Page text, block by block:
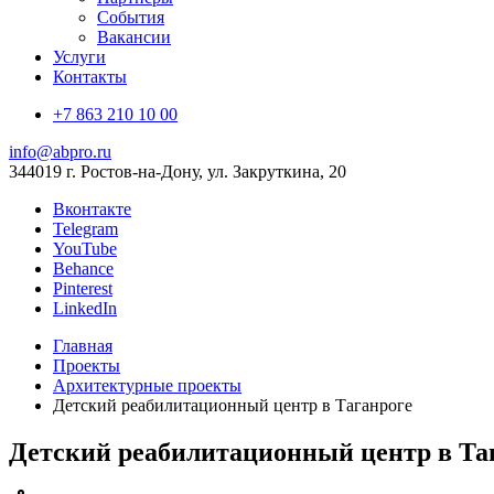
События
Вакансии
Услуги
Контакты
+7 863 210 10 00
info@abpro.ru
344019 г. Ростов-на-Дону, ул. Закруткина, 20
Вконтакте
Telegram
YouTube
Behance
Pinterest
LinkedIn
Главная
Проекты
Архитектурные проекты
Детский реабилитационный центр в Таганроге
Детский реабилитационный центр в